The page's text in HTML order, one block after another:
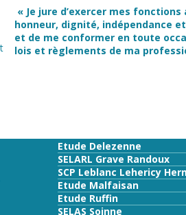
« Je jure d’exercer mes fonctions
honneur, dignité, indépendance
et de me conformer en toute
lois et règlements de ma
Etude Delezenne
SELARL Grave Randoux
SCP Leblanc Lehericy
Etude Malfaisan
Etude Ruffin
SELAS Soinne